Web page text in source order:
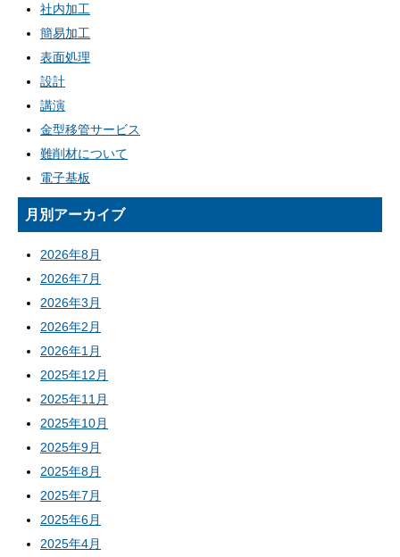
社内加工
簡易加工
表面処理
設計
講演
金型移管サービス
難削材について
電子基板
月別アーカイブ
2026年8月
2026年7月
2026年3月
2026年2月
2026年1月
2025年12月
2025年11月
2025年10月
2025年9月
2025年8月
2025年7月
2025年6月
2025年4月